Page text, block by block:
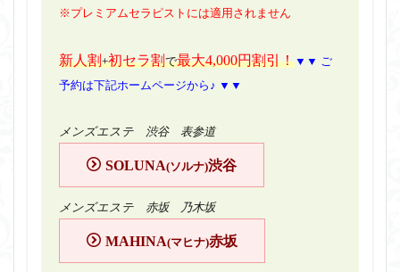
※プレミアムセラピストには適用されません
新人割+初セラ割で最大4,000円割引！▼▼ ご
予約は下記ホームページから♪ ▼▼
メンズエステ 渋谷 表参道
SOLUNA(ソルナ)渋谷
メンズエステ 赤坂 乃木坂
MAHINA(マヒナ)赤坂